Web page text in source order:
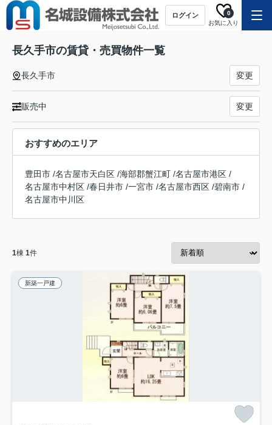
ログイン
お気に入り
0
長久手市の賃貸・売買物件一覧
長久手市 変更
販売中 変更
おすすめのエリア
豊田市 /名古屋市天白区 /海部郡蟹江町 /名古屋市港区 /
名古屋市中村区 /春日井市 /一宮市 /名古屋市西区 /碧南市 /
名古屋市中川区
1棟 1件
新築一戸建